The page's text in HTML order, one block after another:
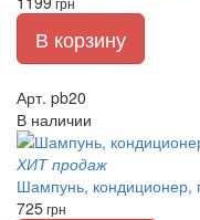
В корзину
Арт. pb20
В наличии
ХИТ продаж
Шампунь, кондиционер,
725грн